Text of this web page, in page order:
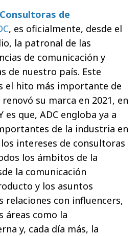
de
, es oficialmente, desde el
la patronal de las
de comunicación y
de nuestro país. Este
el hito más importante de
su marca en 2021, en
es que, ADC engloba ya a
de la industria en
intereses de consultoras
los ámbitos de la
la comunicación
y los asuntos
relaciones con influencers,
áreas como la
y, cada día más, la